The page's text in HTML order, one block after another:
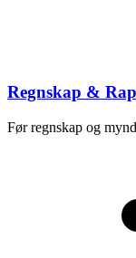
Regnskap &
Før regnskap og